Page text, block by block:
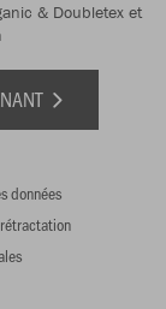
& Doubletex et
données